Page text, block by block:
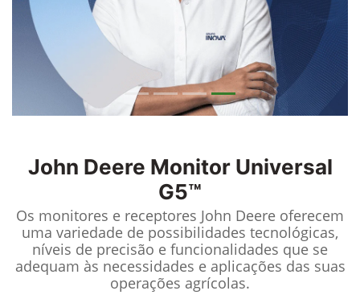
John Deere Monitor Universal
G5™
Os monitores e receptores John Deere oferecem
uma variedade de possibilidades tecnológicas,
níveis de precisão e funcionalidades que se
adequam às necessidades e aplicações das suas
operações agrícolas.